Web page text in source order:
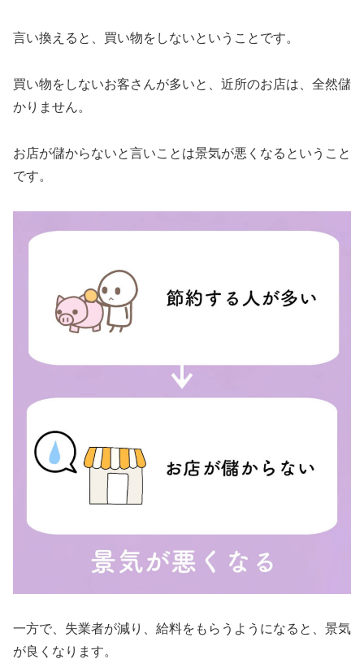
言い換えると、買い物をしないということです。
買い物をしないお客さんが多いと、近所のお店は、全然儲
かりません。
お店が儲からないと言いことは景気が悪くなるということ
です。
一方で、失業者が減り、給料をもらうようになると、景気
が良くなります。